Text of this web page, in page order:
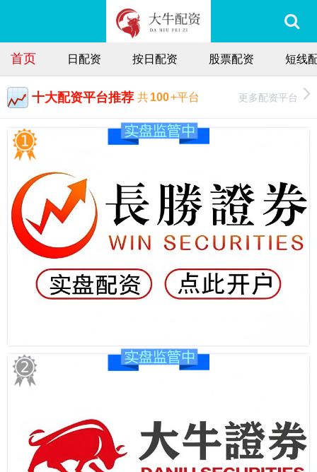
首页 日配资 按日配资 股票配资 短线
十大配资平台推荐 共100+平台 更多配资平台